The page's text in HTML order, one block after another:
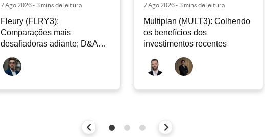
7 Ago 2026 • 3 mins de leitura
Fleury (FLRY3):
Comparações mais
desafiadoras adiante; D&A
deve permanecer nos níveis
atuais
7 Ago 2026 • 3 mins de leitura
Multiplan (MULT3): Colhendo
os benefícios dos
investimentos recentes